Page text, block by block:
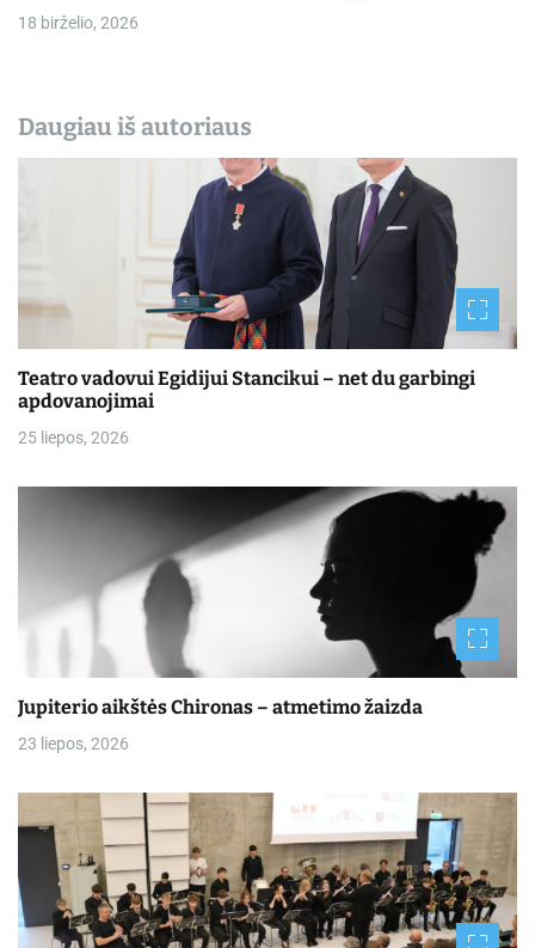
18 birželio, 2026
Daugiau iš autoriaus
Teatro vadovui Egidijui Stancikui – net du garbingi
apdovanojimai
25 liepos, 2026
Jupiterio aikštės Chironas – atmetimo žaizda
23 liepos, 2026